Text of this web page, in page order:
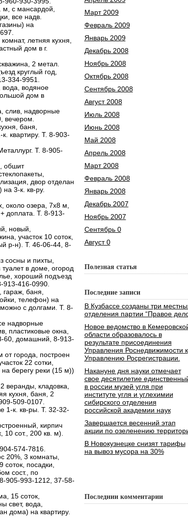
м, с мансардой,
все надв.
на
летняя кухня,
дом в г.
2 метал.
круглый год,
334-9951.
вода, водяное
дом в
слив, надворные
вечером.
баня,
квартиру. Т. 8-903-
Т. 8-905-
обшит
двор отделан
3-к. кв-ру.
около озера, 7х8 м,
доплата. Т. 8-913-
новый,
участок 10 соток,
р-н). Т. 46-06-44, 8-
сосны и пихты,
в доме, огород
хороший подъезд
913-416-0990.
баня,
телефон) на
с долгами. Т. 8-
надворные
пластиковые окна,
60, домашний, 8-913-
от города, построен
22 сотки,
на берегу реки (15 м))
веранды, кладовка,
кухня, баня, 2
509-0107.
1-к. кв-ры. Т. 32-32-
кирпич
сот., 200 кв. м).
574-7816.
20%, 3 комнаты,
соток, посадки,
сост., по
905-993-1212, 37-58-
15 соток,
свет, вода,
дома) на квартиру.
Март 2009
Февраль 2009
Январь 2009
Декабрь 2008
Ноябрь 2008
Октябрь 2008
Сентябрь 2008
Август 2008
Июль 2008
Июнь 2008
Май 2008
Апрель 2008
Март 2008
Февраль 2008
Январь 2008
Декабрь 2007
Ноябрь 2007
Сентябрь 0
Август 0
Полезная статья
Последние записи
В Кузбассе созданы три
отделения партии “Правое
Новое ведомство в
области образовалось в
результате присоединения
Управления Роснедвижимости к
Управлению Росрегистрации.
Накануне дня науки отмечает
свое десятилетие
в россии музей угля при
институте угля и углехимии
сибирского отделения
российской академии наук
Завершается весенний этап
акции по озеленению
В Новокузнецке снизят тарифы
на вывоз мусора на 30%
Последнии комментарии